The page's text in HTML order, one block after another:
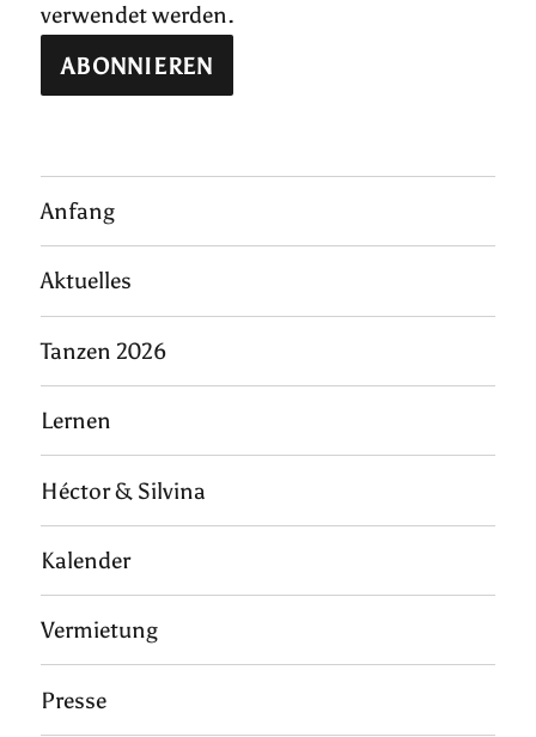
verwendet werden.
Anfang
Aktuelles
Tanzen 2026
Lernen
Héctor & Silvina
Kalender
Vermietung
Presse